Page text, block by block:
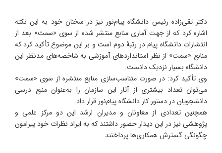
دکتر تقی‌زاده رئیس دانشگاه پیام‌نور نیز در سخنان خود به این نکته
اشاره کرد که از جهت آماری منابع منتشر شده از سوی «سمت» بعد از
انتشارات دانشگاه پیام در رتبۀ دوم است و بر این موضوع تأکید کرد که
منابع «سمت» از نظر استانداردهای آموزشی به شاخصه‌های مدنظر این
دانشگاه بسیار نزدیک دانست.
وی تأکید کرد: در صورت متناسب‌سازی منابع منتشره از سوی «سمت»
می‌توان تعداد بیشتری از آثار این سازمان را به‌عنوان منبع درسی
دانشجویان در دستور کار دانشگاه پیام‌نور قرار داد.
همچنین تعدادی از معاونان و مدیران ارشد این دو مرکز علمی و
پژوهشی نیز در این دیدار حضور داشتند که به ایراد نظرات خود پیرامون
چگونگی گسترش‌ همکاری‌ها پرداختند.